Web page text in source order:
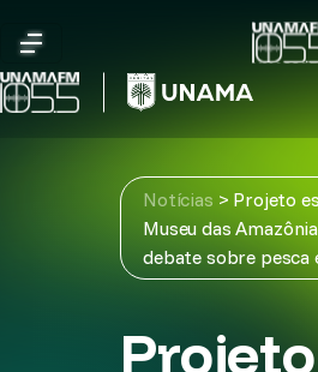
content
Notícias > Projeto
Museu das
debate sobre pesca
Projeto